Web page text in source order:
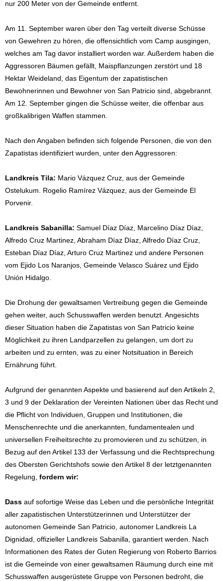
nur 200 Meter von der Gemeinde entfernt.
Am 11. September waren über den Tag verteilt diverse Schüsse
von Gewehren zu hören, die offensichtlich vom Camp ausgingen,
welches am Tag davor installiert worden war. Außerdem haben die
Aggressoren Bäumen gefällt, Maispflanzungen zerstört und 18
Hektar Weideland, das Eigentum der zapatistischen
Bewohnerinnen und Bewohner von San Patricio sind, abgebrannt.
Am 12. September gingen die Schüsse weiter, die offenbar aus
großkalibrigen Waffen stammen.
Nach den Angaben befinden sich folgende Personen, die von den
Zapatistas identifiziert wurden, unter den Aggressoren:
Landkreis Tila: Mario Vázquez Cruz, aus der Gemeinde
Ostelukum. Rogelio Ramírez Vázquez, aus der Gemeinde El
Porvenir.
Landkreis Sabanilla: Samuel Díaz Díaz, Marcelino Díaz Díaz,
Alfredo Cruz Martinez, Abraham Díaz Díaz, Alfredo Díaz Cruz,
Esteban Díaz Díaz, Arturo Cruz Martinez und andere Personen
vom Ejido Los Naranjos, Gemeinde Velasco Suárez und Ejido
Unión Hidalgo.
Die Drohung der gewaltsamen Vertreibung gegen die Gemeinde
gehen weiter, auch Schusswaffen werden benutzt. Angesichts
dieser Situation haben die Zapatistas von San Patricio keine
Möglichkeit zu ihren Landparzellen zu gelangen, um dort zu
arbeiten und zu ernten, was zu einer Notsituation in Bereich
Ernährung führt.
Aufgrund der genannten Aspekte und basierend auf den Artikeln 2,
3 und 9 der Deklaration der Vereinten Nationen über das Recht und
die Pflicht von Individuen, Gruppen und Institutionen, die
Menschenrechte und die anerkannten, fundamentealen und
universellen Freiheitsrechte zu promovieren und zu schützen, in
Bezug auf den Artikel 133 der Verfassung und die Rechtsprechung
des Obersten Gerichtshofs sowie den Artikel 8 der letztgenannten
Regelung, fordern wir:
Dass auf sofortige Weise das Leben und die persönliche Integrität
aller zapatistischen Unterstützerinnen und Unterstützer der
autonomen Gemeinde San Patricio, autonomer Landkreis La
Dignidad, offizieller Landkreis Sabanilla, garantiert werden. Nach
Informationen des Rates der Guten Regierung von Roberto Barrios
ist die Gemeinde von einer gewaltsamen Räumung durch eine mit
Schusswaffen ausgerüstete Gruppe von Personen bedroht, die